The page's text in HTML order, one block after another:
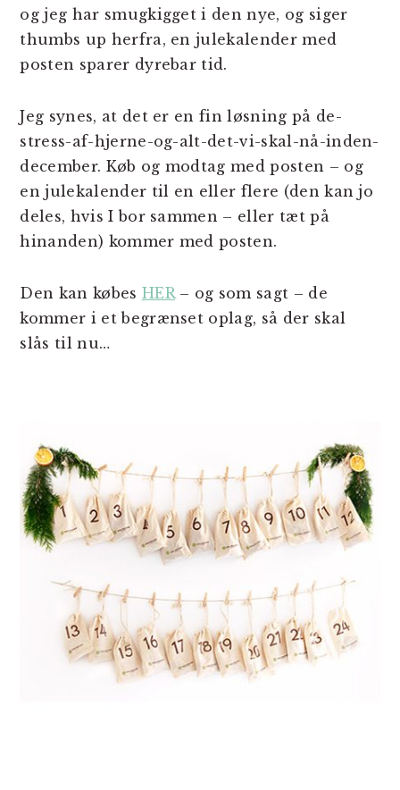
og jeg har smugkigget i den nye, og siger
thumbs up herfra, en julekalender med
posten sparer dyrebar tid.
Jeg synes, at det er en fin løsning på de-
stress-af-hjerne-og-alt-det-vi-skal-nå-inden-
december. Køb og modtag med posten – og
en julekalender til en eller flere (den kan jo
deles, hvis I bor sammen – eller tæt på
hinanden) kommer med posten.
Den kan købes HER– og som sagt – de
kommer i et begrænset oplag, så der skal
slås til nu…